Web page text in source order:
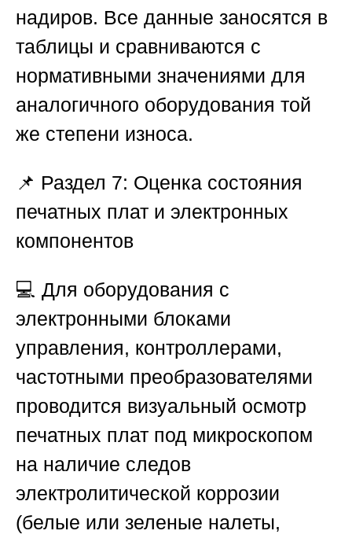
надиров. Все данные заносятся в
таблицы и сравниваются с
нормативными значениями для
аналогичного оборудования той
же степени износа.
📌 Раздел 7: Оценка состояния
печатных плат и электронных
компонентов
💻 Для оборудования с
электронными блоками
управления, контроллерами,
частотными преобразователями
проводится визуальный осмотр
печатных плат под микроскопом
на наличие следов
электролитической коррозии
(белые или зеленые налеты,